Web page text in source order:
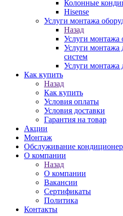
Колонные
Hisense
Услуги монтажа
Назад
Услуги монтажа
Услуги монтажа
систем
Услуги монтажа
Как купить
Назад
Как купить
Условия оплаты
Условия доставки
Гарантия на товар
Акции
Монтаж
Обслуживание
О компании
Назад
О компании
Вакансии
Сертификаты
Политика
Контакты